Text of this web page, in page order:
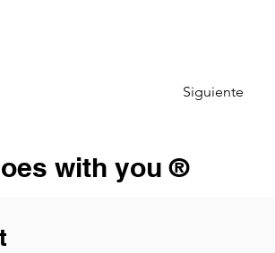
Siguiente
with you ®